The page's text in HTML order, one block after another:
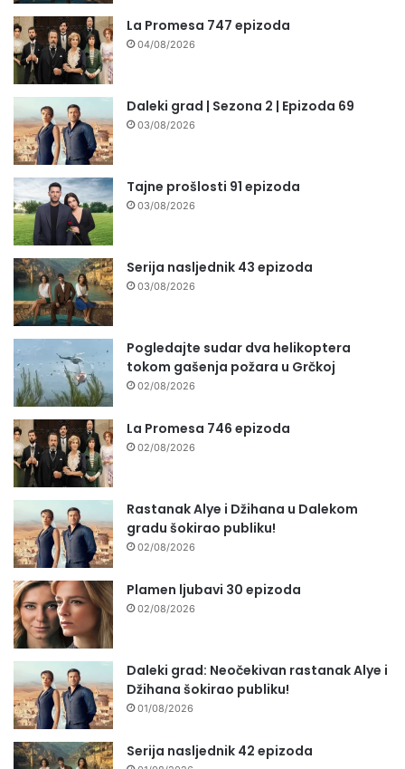
La Promesa 747 epizoda
04/08/2026
Daleki grad | Sezona 2 | Epizoda 69
03/08/2026
Tajne prošlosti 91 epizoda
03/08/2026
Serija nasljednik 43 epizoda
03/08/2026
Pogledajte sudar dva helikoptera
tokom gašenja požara u Grčkoj
02/08/2026
La Promesa 746 epizoda
02/08/2026
Rastanak Alye i Džihana u Dalekom
gradu šokirao publiku!
02/08/2026
Plamen ljubavi 30 epizoda
02/08/2026
Daleki grad: Neočekivan rastanak Alye i
Džihana šokirao publiku!
01/08/2026
Serija nasljednik 42 epizoda